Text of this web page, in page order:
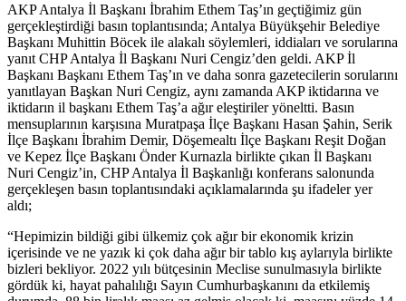
AKP Antalya İl Başkanı İbrahim Ethem Taş’ın geçtiğimiz gün
gerçekleştirdiği basın toplantısında; Antalya Büyükşehir Belediye
Başkanı Muhittin Böcek ile alakalı söylemleri, iddiaları ve sorularına
yanıt CHP Antalya İl Başkanı Nuri Cengiz’den geldi. AKP İl
Başkanı Başkanı Ethem Taş’ın ve daha sonra gazetecilerin sorularını
yanıtlayan Başkan Nuri Cengiz, aynı zamanda AKP iktidarına ve
iktidarın il başkanı Ethem Taş’a ağır eleştiriler yöneltti. Basın
mensuplarının karşısına Muratpaşa İlçe Başkanı Hasan Şahin, Serik
İlçe Başkanı İbrahim Demir, Döşemealtı İlçe Başkanı Reşit Doğan
ve Kepez İlçe Başkanı Önder Kurnazla birlikte çıkan İl Başkanı
Nuri Cengiz’in, CHP Antalya İl Başkanlığı konferans salonunda
gerçekleşen basın toplantısındaki açıklamalarında şu ifadeler yer
aldı;
“Hepimizin bildiği gibi ülkemiz çok ağır bir ekonomik krizin
içerisinde ve ne yazık ki çok daha ağır bir tablo kış aylarıyla birlikte
bizleri bekliyor. 2022 yılı bütçesinin Meclise sunulmasıyla birlikte
gördük ki, hayat pahalılığı Sayın Cumhurbaşkanını da etkilemiş